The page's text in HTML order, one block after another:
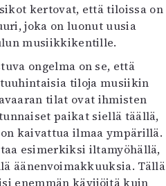
kertovat, että tiloissa on
joka on luonut uusia
musiikkikentille.
ongelma on se, että
tiloja musiikin
tilat ovat ihmisten
paikat siellä täällä,
kaivattua ilmaa ympärillä.
esimerkiksi iltamyöhällä,
äänenvoimakkuuksia. Tällä
enemmän kävijöitä kuin